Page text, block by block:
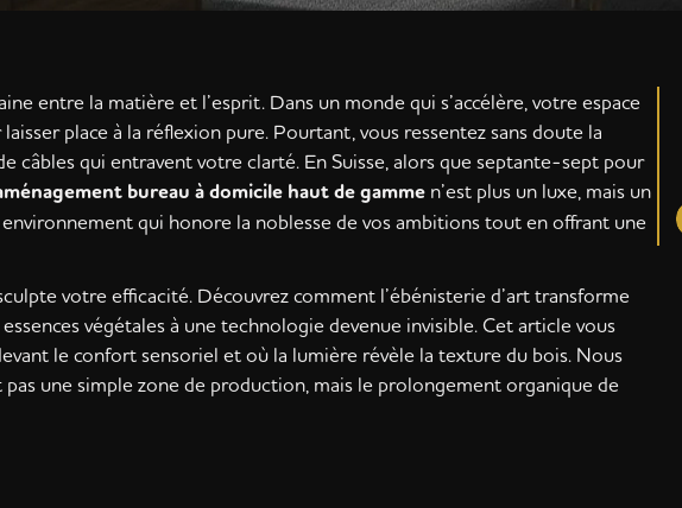
entre la matière et l’esprit. Dans un monde qui s’accélère, votre espace
place à la réflexion pure. Pourtant, vous ressentez sans doute la
câbles qui entravent votre clarté. En Suisse, alors que septante-sept pour
bureau à domicile haut de gammen’est plus un luxe, mais un
qui honore la noblesse de vos ambitions tout en offrant une
votre efficacité. Découvrez comment l’ébénisterie d’art transforme
végétales à une technologie devenue invisible. Cet article vous
le confort sensoriel et où la lumière révèle la texture du bois. Nous
une simple zone de production, mais le prolongement organique de